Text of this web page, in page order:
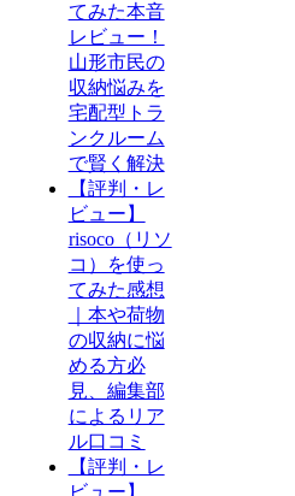
てみた本音
レビュー！
山形市民の
収納悩みを
宅配型トラ
ンクルーム
で賢く解決
【評判・レ
ビュー】
risoco（リソ
コ）を使っ
てみた感想
｜本や荷物
の収納に悩
める方必
見、編集部
によるリア
ル口コミ
【評判・レ